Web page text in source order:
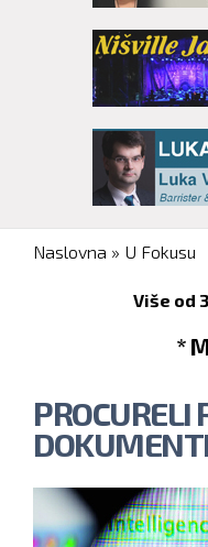
You are here
Naslovna » U Fokusu
Više od
*
PROCURELI